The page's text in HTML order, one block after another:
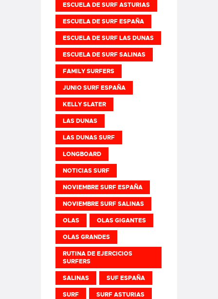
ESCUELA DE SURF ASTURIAS
ESCUELA DE SURF ESPAÑA
ESCUELA DE SURF LAS DUNAS
ESCUELA DE SURF SALINAS
FAMILY SURFERS
JUNIO SURF ESPAÑA
KELLY SLATER
LAS DUNAS
LAS DUNAS SURF
LONGBOARD
NOTICIAS SURF
NOVIEMBRE SURF ESPAÑA
NOVIEMBRE SURF SALINAS
OLAS OLAS GIGANTES
OLAS GRANDES
RUTINA DE EJERCICIOS
SURFERS
SALINAS SUF ESPAÑA
SURF SURF ASTURIAS